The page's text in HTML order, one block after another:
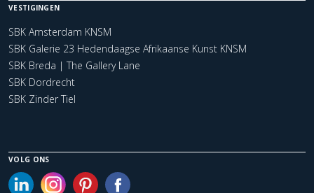
VESTIGINGEN
SBK Amsterdam KNSM
SBK Galerie 23 Hedendaagse Afrikaanse Kunst KNSM
SBK Breda | The Gallery Lane
SBK Dordrecht
SBK Zinder Tiel
VOLG ONS